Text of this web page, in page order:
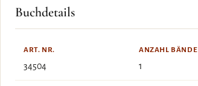
Buchdetails
ART. NR.
34504
ANZAHL BÄNDE
1